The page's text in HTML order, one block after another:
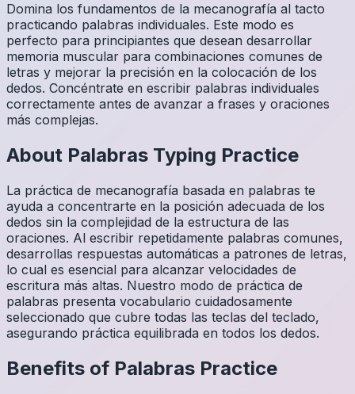
Domina los fundamentos de la mecanografía al tacto
practicando palabras individuales. Este modo es
perfecto para principiantes que desean desarrollar
memoria muscular para combinaciones comunes de
letras y mejorar la precisión en la colocación de los
dedos. Concéntrate en escribir palabras individuales
correctamente antes de avanzar a frases y oraciones
más complejas.
About Palabras Typing Practice
La práctica de mecanografía basada en palabras te
ayuda a concentrarte en la posición adecuada de los
dedos sin la complejidad de la estructura de las
oraciones. Al escribir repetidamente palabras comunes,
desarrollas respuestas automáticas a patrones de letras,
lo cual es esencial para alcanzar velocidades de
escritura más altas. Nuestro modo de práctica de
palabras presenta vocabulario cuidadosamente
seleccionado que cubre todas las teclas del teclado,
asegurando práctica equilibrada en todos los dedos.
Benefits of Palabras Practice